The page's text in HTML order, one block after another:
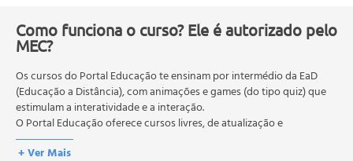
Partes Integrantes de um Call Center
Serviço de Atendimento a Clientes
Posturas e Condutas Profissionais
Atendimento x Vendas
Telemarketing e Atendimento Personalizado
Importância do SAC
Como funciona o curso? Ele é autorizado pelo
MEC?
Os cursos do Portal Educação te ensinam por intermédio da EaD
(Educação a Distância), com animações e games (do tipo quiz) que
estimulam a interatividade e a interação.
O Portal Educação oferece cursos livres, de atualização e
qualificação profissional. São destinados a proporcionar ao
profissional conhecimentos que permitam o desenvolvimento de
+ Ver Mais